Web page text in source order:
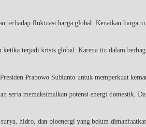
fluktuasi harga global. Kenaikan harga
terjadi krisis global. Karena itu dalam
Prabowo Subianto untuk memperkuat
serta memaksimalkan potensi energi domestik.
hidro, dan bioenergi yang belum